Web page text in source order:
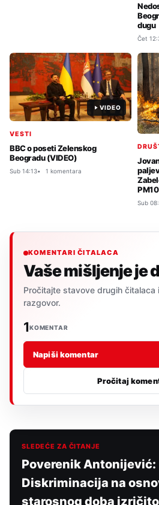
dugu
Čet
VIDEO
VESTI
BBC o poseti Zelenskog
Beogradu (VIDEO)
Sub 14:13 1 komentara
Sub
KOMENTARI ČITALACA
Vaše mišljenje je
Pročitajte stavove drugih čitalaca
razgovor.
1KOMENTAR
Napiši komentar
Pročitaj
SLEDEĆE ZA ČITANJE
Poverenik Antonijević:
Diskriminacija na
starosnog doba